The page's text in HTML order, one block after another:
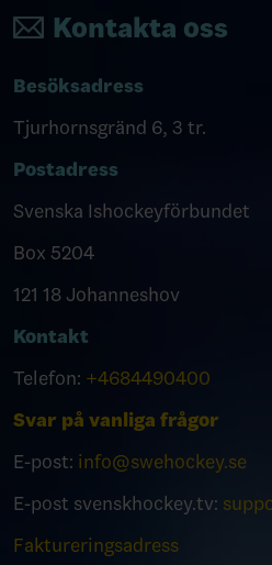
Kontakta oss
Besöksadress
Tjurhornsgränd 6, 3 tr.
Postadress
Svenska Ishockeyförbundet
Box 5204
121 18 Johanneshov
Kontakt
Telefon: +4684490400
Svar på vanliga frågor
E-post: info@swehockey.se
E-post svenskhockey.tv:
Faktureringsadress